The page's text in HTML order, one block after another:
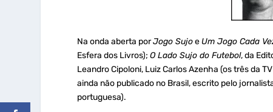
Na onda aberta porJogo Sujoe Um Jogo Cada
Esfera dos Livros);O Lado Sujo do Futebol, da
Leandro Cipoloni, Luiz Carlos Azenha (os três da
ainda não publicado no Brasil, escrito pelo
portuguesa).